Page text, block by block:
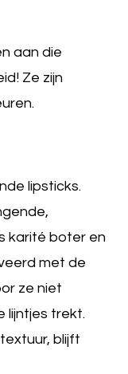
aan die
Ze zijn
lipsticks.
karité boter en
met de
ze niet
lijntjes trekt.
blijft